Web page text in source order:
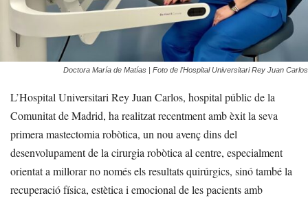
Doctora María de Matías | Foto de l'Hospital Universitari Rey Juan Carlos
L’Hospital Universitari Rey Juan Carlos, hospital públic de la
Comunitat de Madrid, ha realitzat recentment amb èxit la seva
primera mastectomia robòtica, un nou avenç dins del
desenvolupament de la cirurgia robòtica al centre, especialment
orientat a millorar no només els resultats quirúrgics, sinó també la
recuperació física, estètica i emocional de les pacients amb